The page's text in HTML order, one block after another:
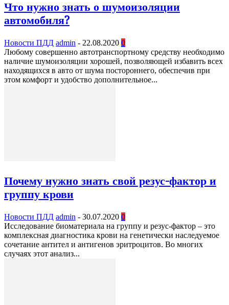
Что нужно знать о шумоизоляции
автомобиля?
Новости ПДД admin - 22.08.2020 0
Любому совершенно автотранспортному средству необходимо
наличие шумоизоляции хорошей, позволяющей избавить всех
находящихся в авто от шума постороннего, обеспечив при
этом комфорт и удобство дополнительное...
Почему нужно знать свой резус-фактор и
группу крови
Новости ПДД admin - 30.07.2020 0
Исследование биоматериала на группу и резус-фактор – это
комплексная диагностика крови на генетически наследуемое
сочетание антител и антигенов эритроцитов. Во многих
случаях этот анализ...